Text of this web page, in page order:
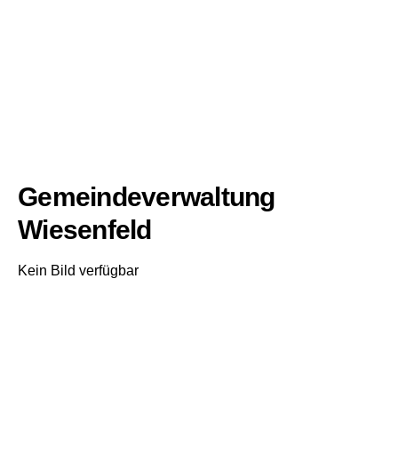
Gemeindeverwaltung
Wiesenfeld
Kein Bild verfügbar